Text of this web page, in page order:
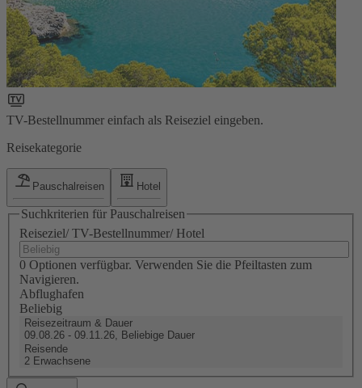
TV-Bestellnummer einfach als Reiseziel eingeben.
Reisekategorie
Pauschalreisen Hotel
Suchkriterien für Pauschalreisen
Reiseziel/ TV-Bestellnummer/ Hotel
0 Optionen verfügbar. Verwenden Sie die Pfeiltasten zum
Navigieren.
Abflughafen
Beliebig
Reisezeitraum & Dauer
09.08.26 - 09.11.26, Beliebige Dauer
Reisende
2 Erwachsene